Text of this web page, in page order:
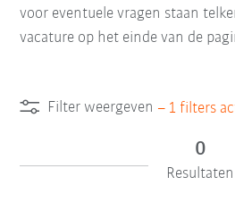
voor eventuele vragen staan
vacature op het einde van de
Filter weergeven – 1 filters
0
Resultaten